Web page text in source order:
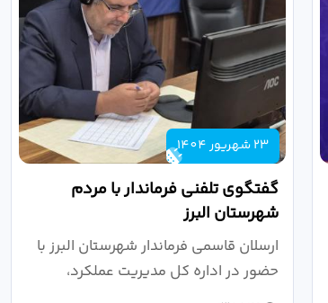
23 شهریور 1404
گفتگوی تلفنی فرماندار با مردم
شهرستان البرز
ارسلان قاسمی فرماندار شهرستان البرز با
حضور در اداره کل مدیریت عملکرد،
بازرسی...